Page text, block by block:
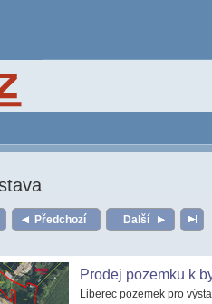
Předchozí Další
Prodej pozemku k
Liberec pozemek pro